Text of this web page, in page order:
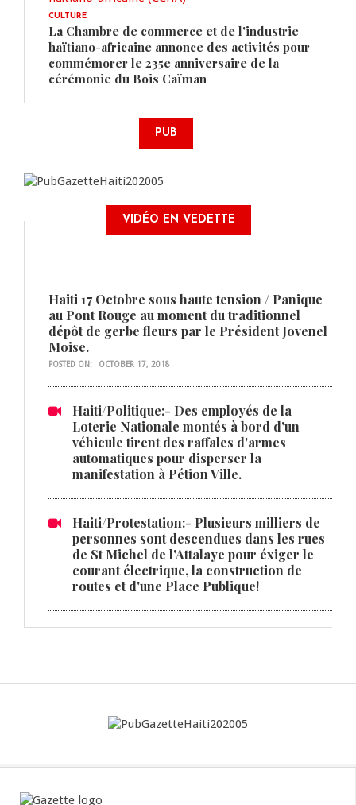
CULTURE
La Chambre de commerce et de l'industrie
haïtiano-africaine annonce des activités pour
commémorer le 235e anniversaire de la
cérémonie du Bois Caïman
PUB
VIDÉO EN VEDETTE
Haiti 17 Octobre sous haute tension / Panique
au Pont Rouge au moment du traditionnel
dépôt de gerbe fleurs par le Président Jovenel
Moise.
POSTED ON: OCTOBER 17, 2018
Haiti/Politique:- Des employés de la
Loterie Nationale montés à bord d'un
véhicule tirent des raffales d'armes
automatiques pour disperser la
manifestation à Pétion Ville.
Haiti/Protestation:- Plusieurs milliers de
personnes sont descendues dans les rues
de St Michel de l'Attalaye pour éxiger le
courant électrique, la construction de
routes et d'une Place Publique!